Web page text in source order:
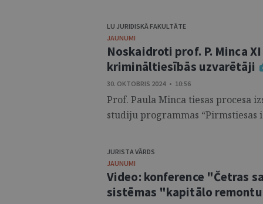
LU JURIDISKĀ FAKULTĀTE
JAUNUMI
Noskaidroti prof. P. Minca
krimināltiesībās uzvarētāji
30. OKTOBRIS 2024 • 10:56
Prof. Paula Minca tiesas procesa
studiju programmas “Pirmstiesas
JURISTA VĀRDS
JAUNUMI
Video: konference "Četras
sistēmas "kapitālo